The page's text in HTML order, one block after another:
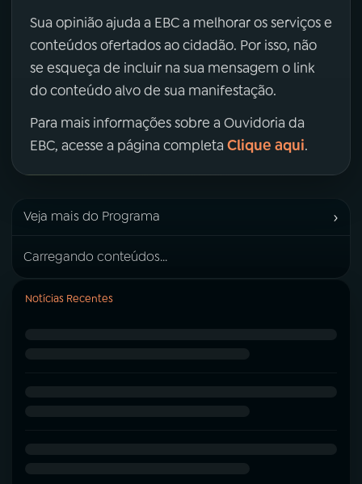
Sua opinião ajuda a EBC a melhorar os serviços e
conteúdos ofertados ao cidadão. Por isso, não
se esqueça de incluir na sua mensagem o link
do conteúdo alvo de sua manifestação.
Para mais informações sobre a Ouvidoria da
EBC, acesse a página completa Clique aqui.
Veja mais do Programa ›
Carregando conteúdos...
Notícias Recentes